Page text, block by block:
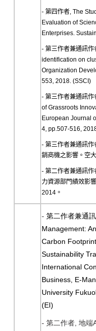
- 第四作者, The
Evaluation of
Enterprises.
- 第三作者兼通訊
identification on
Organization
553, 2018. (SSCI)
- 第三作者兼通訊
of Grassroots
European Journal
4, pp.507-516,
- 第三作者兼通訊
銷商機之影響。空
- 第二作者兼通訊
力資源部門績效影
2014。
- 第二作者兼通
Management:
Carbon
Sustainability
International
Business, E-
University
(EI)
- 第二作者 地端